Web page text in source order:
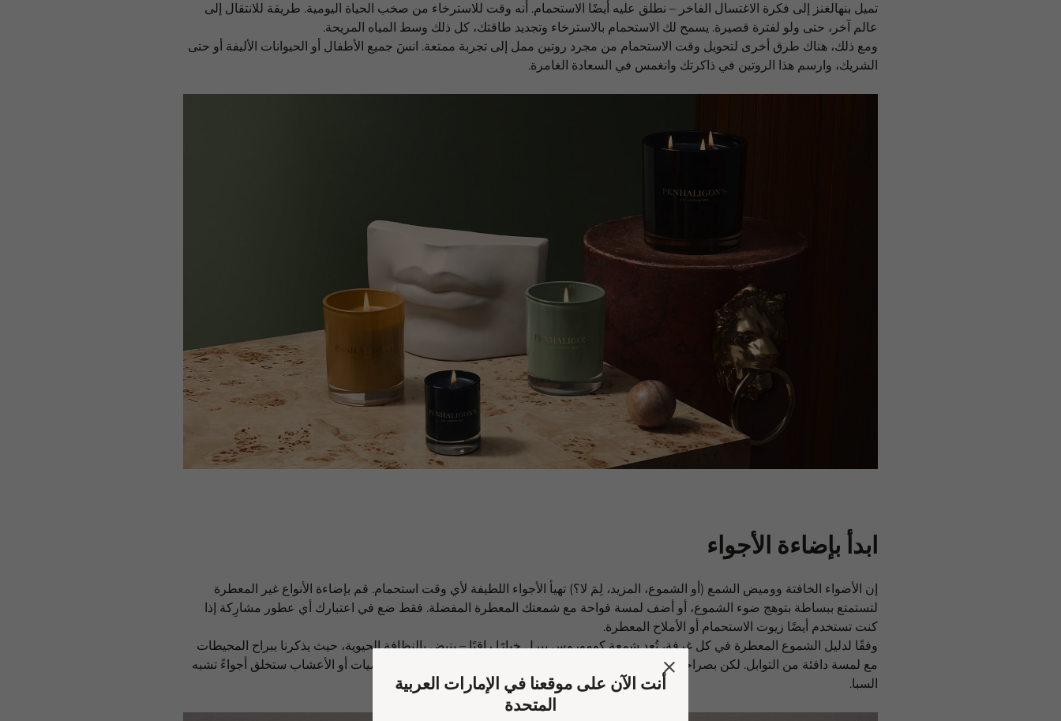
تميل بنهالغنز إلى فكرة الاغتسال الفاخر – نطلق عليه أيضًا الاستحمام. أنه وقت للاسترخاء من صخب الحياة اليومية. طريقة للانتقال إلى
عالم آخر، حتى ولو لفترة قصيرة. يسمح لك الاستحمام بالاسترخاء وتجديد طاقتك، كل ذلك وسط المياه المريحة.
ومع ذلك، هناك طرق أخرى لتحويل وقت الاستحمام من مجرد روتين ممل إلى تجربة ممتعة. انسَ جميع الأطفال أو الحيوانات الأليفة أو حتى
الشريك، وارسم هذا الروتين في ذاكرتك وانغمس في السعادة الغامرة.
ابدأ بإضاءة الأجواء
إن الأضواء الخافتة ووميض الشمع (أو الشموع، المزيد، لِمَ لا؟) تهيأ الأجواء اللطيفة لأي وقت استحمام. قم بإضاءة الأنواع غير المعطرة
لتستمتع ببساطة بتوهج ضوء الشموع، أو أضف لمسة فواحة مع شمعتك المعطرة المفضلة. فقط ضع في اعتبارك أي عطور مشارِكة إذا
كنت تستخدم أيضًا زيوت الاستحمام أو الأملاح المعطرة.
وفقًا لدليل الشموع المعطرة في كل غرفة، تُعد شمعة كوموروس بيرل خيارًا راقيًا – ينبض بالنظافة الحيوية، حيث يذكرنا ببراح المحيطات
مع لمسة دافئة من التوابل. لكن بصراحة، أي شمعة تحتوي على نفحات من الأخشاب الجافة، أو الحمضيات أو الأعشاب ستخلق أجواءً تشبه
السبا.
أنت الآن على موقعنا في الإمارات العربية
المتحدة